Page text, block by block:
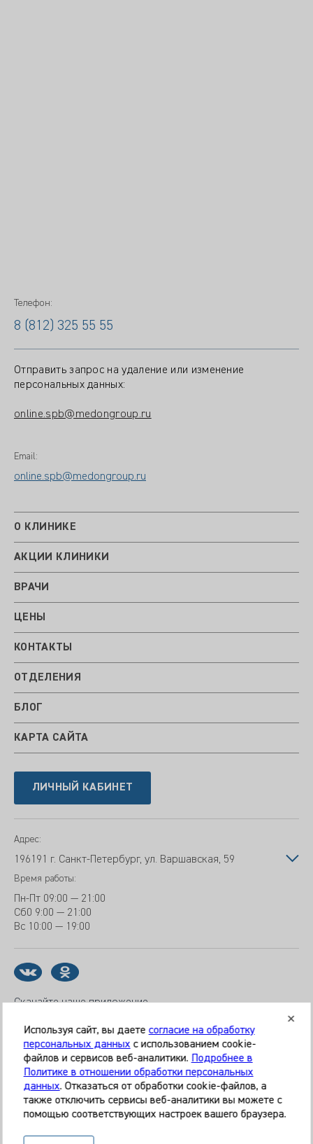
Телефон:
8 (812) 325 55 55
Отправить запрос на удаление или изменение
персональных данных:
online.spb@medongroup.ru
Email:
online.spb@medongroup.ru
О КЛИНИКЕ
АКЦИИ КЛИНИКИ
ВРАЧИ
ЦЕНЫ
КОНТАКТЫ
ОТДЕЛЕНИЯ
БЛОГ
КАРТА САЙТА
ЛИЧНЫЙ КАБИНЕТ
Адрес:
196191 г. Санкт-Петербург, ул. Варшавская, 59
Время работы:
Пн-Пт 09:00 — 21:00
Сб0 9:00 — 21:00
Вс 10:00 — 19:00
Скачайте наше приложение
© 2026 Клиника «МЕДИКАЛ ОН ГРУП»
Все права защищены
Информация, представленная на сайте, является
постановки диагноза, назначения лечения. Необходима
Используя сайт, вы даете согласие на обработку
персональных данныхс использованием cookie-
файлов и сервисов веб-аналитики. Подробнее в
Политике в отношении обработки персональных
данных. Отказаться от обработки cookie-файлов, а
также отключить сервисы веб-аналитики вы можете с
помощью соответствующих настроек вашего браузера.